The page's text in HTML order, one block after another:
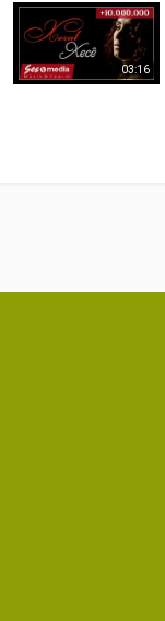
03:16